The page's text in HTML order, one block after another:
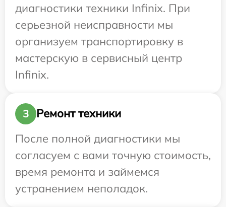
диагностики техники Infinix. При
серьезной неисправности мы
организуем транспортировку в
мастерскую в сервисный центр
Infinix.
3
Ремонт техники
После полной диагностики мы
согласуем с вами точную стоимость,
время ремонта и займемся
устранением неполадок.